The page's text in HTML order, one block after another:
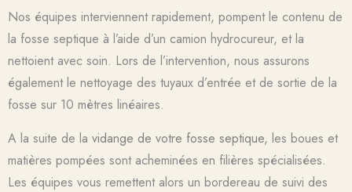
Nos équipes interviennent rapidement, pompent le contenu de
la fosse septique à l’aide d’un camion hydrocureur, et la
nettoient avec soin. Lors de l’intervention, nous assurons
également le nettoyage des tuyaux d’entrée et de sortie de la
fosse sur 10 mètres linéaires.
A la suite de la vidange de votre fosse septique, les boues et
matières pompées sont acheminées en filières spécialisées.
Les équipes vous remettent alors un bordereau de suivi des